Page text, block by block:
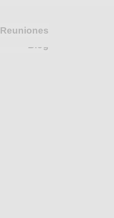
Reuniones
Blog